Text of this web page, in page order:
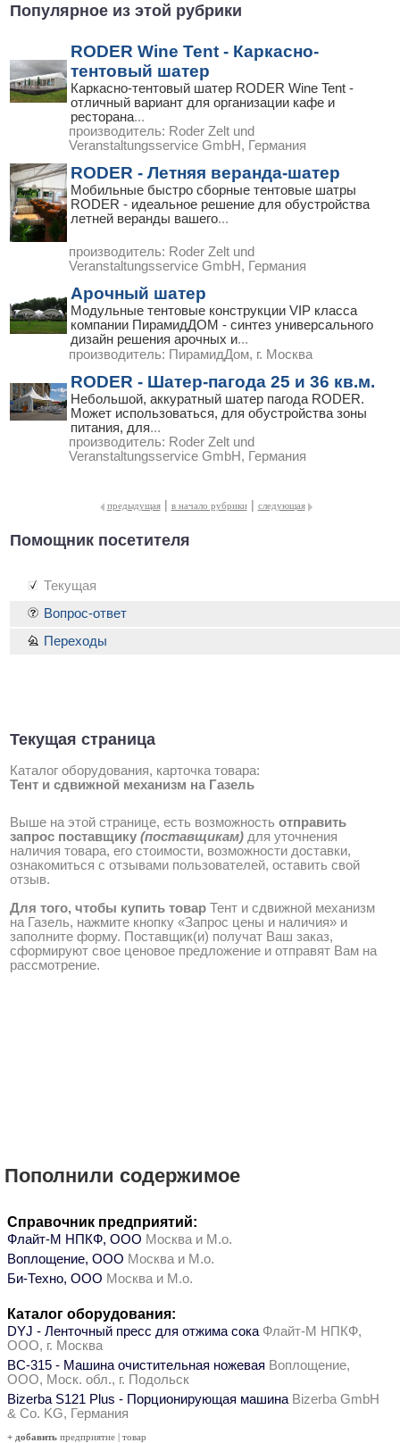
Популярное из этой рубрики
RODER Wine Tent - Каркасно-
тентовый шатер
Каркасно-тентовый шатер RODER Wine Tent -
отличный вариант для организации кафе и
ресторана...
производитель: Roder Zelt und
Veranstaltungsservice GmbH, Германия
RODER - Летняя веранда-шатер
Мобильные быстро сборные тентовые шатры
RODER - идеальное решение для обустройства
летней веранды вашего...
производитель: Roder Zelt und
Veranstaltungsservice GmbH, Германия
Арочный шатер
Модульные тентовые конструкции VIP класса
компании ПирамидДОМ - синтез универсального
дизайн решения арочных и...
производитель: ПирамидДом, г. Москва
RODER - Шатер-пагода 25 и 36 кв.м.
Небольшой, аккуратный шатер пагода RODER.
Может использоваться, для обустройства зоны
питания, для...
производитель: Roder Zelt und
Veranstaltungsservice GmbH, Германия
предыдущая | в начало рубрики | следующая
Помощник посетителя
Текущая
Текущая страница
Каталог оборудования, карточка товара:
Тент и сдвижной механизм на Газель
Выше на этой странице, есть возможность отправить
запрос поставщику (поставщикам) для уточнения
наличия товара, его стоимости, возможности доставки,
ознакомиться с отзывами пользователей, оставить свой
отзыв.
Для того, чтобы купить товар Тент и сдвижной механизм
на Газель, нажмите кнопку «Запрос цены и наличия» и
заполните форму. Поставщик(и) получат Ваш заказ,
сформируют свое ценовое предложение и отправят Вам на
рассмотрение.
Вопрос-ответ
Переходы
Пополнили содержимое
Справочник предприятий:
Флайт-М НПКФ, ООО Москва и М.о.
Воплощение, ООО Москва и М.о.
Би-Техно, ООО Москва и М.о.
Каталог оборудования:
DYJ - Ленточный пресс для отжима сока Флайт-М НПКФ,
ООО, г. Москва
ВС-315 - Машина очистительная ножевая Воплощение,
ООО, Моск. обл., г. Подольск
Bizerba S121 Plus - Порционирующая машина Bizerba GmbH
& Co. KG, Германия
+ добавить предприятие | товар